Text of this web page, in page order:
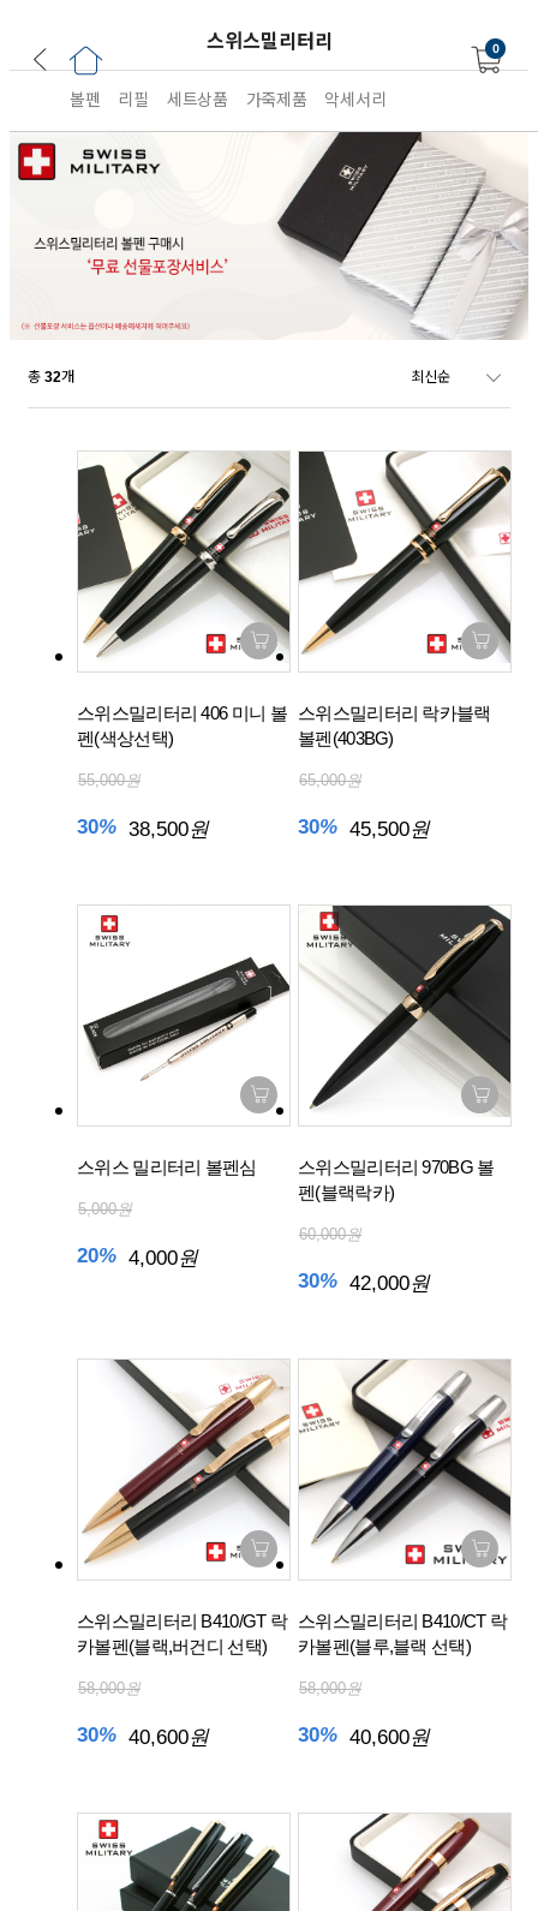
스위스밀리터리 0
볼펜 리필 세트상품 가죽제품 악세서리
총 32개
스위스밀리터리 406 미니 볼
펜(색상선택)
55,000원
30% 38,500원
스위스밀리터리 락카블랙
볼펜(403BG)
65,000원
30% 45,500원
스위스 밀리터리 볼펜심
5,000원
20% 4,000원
스위스밀리터리 970BG 볼
펜(블랙락카)
60,000원
30% 42,000원
스위스밀리터리 B410/GT 락
카볼펜(블랙,버건디 선택)
58,000원
30% 40,600원
스위스밀리터리 B410/CT 락
카볼펜(블루,블랙 선택)
58,000원
30% 40,600원